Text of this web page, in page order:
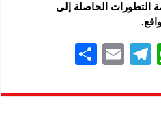
التطورات الحاصلة إلى
W
at
Te
gr
E
ai
ar